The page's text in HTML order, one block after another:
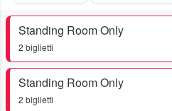
Standing Room Only
2 biglietti
Standing Room Only
2 biglietti